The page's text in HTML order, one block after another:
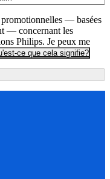
— basées
— concernant les
Philips. Je peux me
ce que cela signifie?